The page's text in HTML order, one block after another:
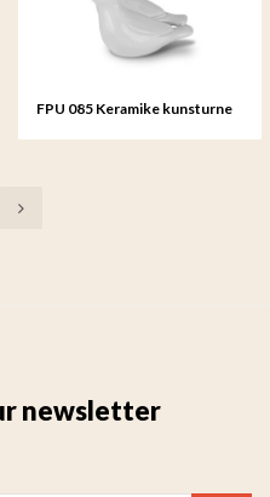
FPU 085 Keramike kunsturne
newsletter